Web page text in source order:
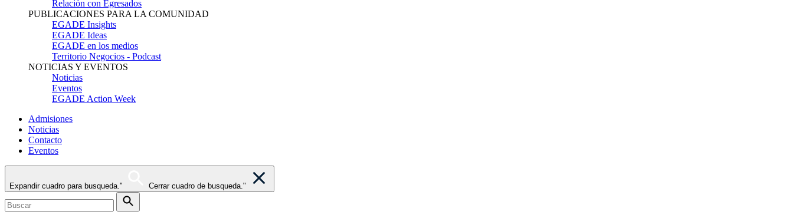
Relación con Egresados
PUBLICACIONES PARA LA COMUNIDAD
EGADE Insights
EGADE Ideas
EGADE en los medios
Territorio Negocios - Podcast
NOTICIAS Y EVENTOS
Noticias
Eventos
EGADE Action Week
Admisiones
Noticias
Contacto
Eventos
Expandir cuadro para busqueda." Cerrar cuadro de busqueda."